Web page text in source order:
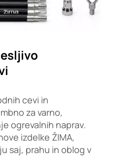
cevi in
za varno,
ogrevalnih naprav.
izdelke ŽIMA,
saj, prahu in oblog v